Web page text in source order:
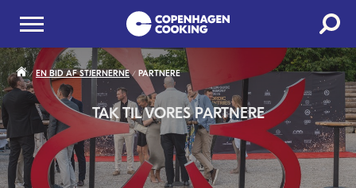
EN BID AF STJERNERNE PARTNERE
TAK TIL VORES PARTNERE